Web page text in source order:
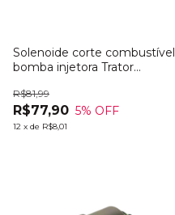
Solenoide corte combustível
bomba injetora Trator
R$77,90
R$81,99
5% OFF
12 x de R$8,01